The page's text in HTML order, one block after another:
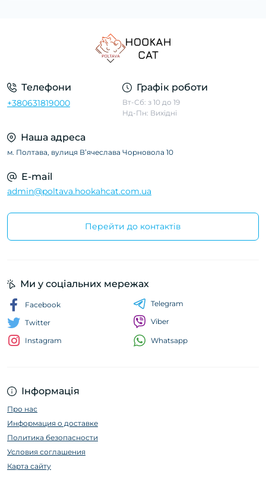
Телефони
+380631819000
Графік роботи
Вт-Сб: з 10 до 19
Нд-Пн: Вихідні
Наша адреса
м. Полтава, вулиця Вʼячеслава Чорновола 10
E-mail
admin@poltava.hookahcat.com.ua
Перейти до контактів
Інформація
Про нас
Информация о доставке
Политика безопасности
Условия соглашения
Карта сайту
Ми у соціальних мережах
Facebook
Twitter
Instagram
Telegram
Viber
Whatsapp